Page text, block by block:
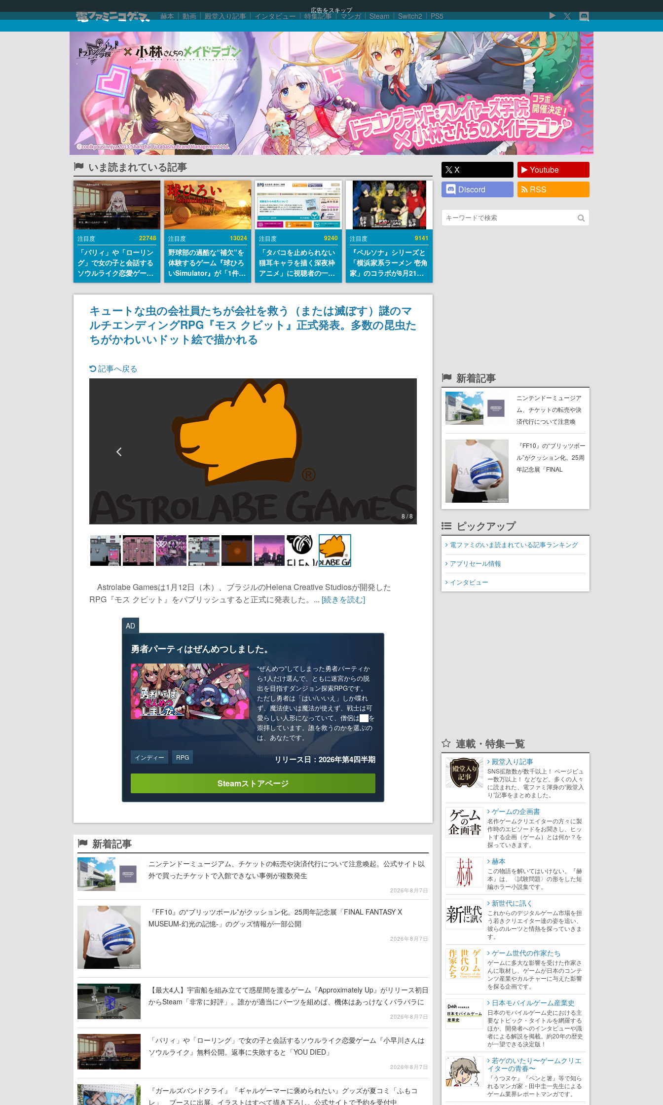
広告をスキップ
赫本 動画 殿堂入り記事 インタビュー 特集記事 マンガ Steam Switch2 PS5
いま読まれている記事
注目度 22748
「パリィ」や「ローリン
グ」で女の子と会話する
ソウルライク恋愛ゲーム
『小早川さんはソウルラ
イク』無料公開。返事に
失敗すると「YOU
DIED」
注目度 13024
野球部の過酷な“補欠”を
体験するゲーム『球ひろ
いSimulator』が「1件」
のウィッシュリストをも
とにチェコ語に対応し
SNSで話題に。『キング
ダム・カム』開発元やチ
ェコのプロ野球選手から
称賛の声
注目度 9240
「タバコを止められない
猫耳キャラを描く深夜枠
アニメ」に視聴者の一部
から批判意見。違法薬物
の使用と思しき描写も含
めて、BPOが議論を交わ
す
注目度 9141
『ペルソナ』シリーズと
「横浜家系ラーメン 壱角
家」のコラボが8月21日
から開催。”はがくれ”風
とんこつラーメンや、お
いしく食べられるカレー
ラーメンがラインナップ
キュートな虫の会社員たちが会社を救う（または滅ぼす）謎のマ
ルチエンディングRPG『モス クビット』正式発表。多数の昆虫た
ちがかわいいドット絵で描かれる
記事へ戻る
8 / 8
Astrolabe Gamesは1月12日（木）、ブラジルのHelena Creative Studiosが開発した
RPG『モス クビット』をパブリッシュすると正式に発表した。... [続きを読む]
AD
勇者パーティはぜんめつしました。
“ぜんめつ”してしまった勇者パーティか
ら1人だけ選んで、ともに迷宮からの脱
出を目指すダンジョン探索RPGです。
ただし勇者は「はい/いいえ」しか喋れ
ず、魔法使いは魔法が使えず、戦士は可
愛らしい人形になっていて、僧侶は██を
崇拝しています。誰を救うのかを選ぶの
は、あなたです。
インディー RPG リリース日：2026年第4四半期
Steamストアページ
新着記事
ニンテンドーミュージアム、チケットの転売や決済代行について注意喚起。公式サイト以
外で買ったチケットで入館できない事例が複数発生
2026年8月7日
『FF10』の“ブリッツボール”がクッション化。25周年記念展「FINAL FANTASY X
MUSEUM-幻光の記憶-」のグッズ情報が一部公開
2026年8月7日
【最大4人】宇宙船を組み立てて惑星間を渡るゲーム『Approximately Up』がリリース初日
からSteam「非常に好評」。誰かが適当にパーツを組めば、機体はあっけなくバラバラに
2026年8月7日
「パリィ」や「ローリング」で女の子と会話するソウルライク恋愛ゲーム『小早川さんは
ソウルライク』無料公開。返事に失敗すると「YOU DIED」
2026年8月7日
『ガールズバンドクライ』『ギャルゲーマーに褒められたい』グッズが夏コミ「ふもコ
レ」 ブースに出展。イラストはすべて描き下ろし。公式サイトで予約を受付中
X
Youtube
Discord
RSS
新着記事
ニンテンドーミュージア
ム、チケットの転売や決
済代行について注意喚
起。公式サイト以外で買
ったチケットで入館でき
ない事例が複数発生
『FF10』の“ブリッツボー
ル”がクッション化。25周
年記念展「FINAL
ピックアップ
電ファミのいま読まれている記事ランキング
アプリセール情報
インタビュー
連載・特集一覧
殿堂入り記事
SNS拡散数が数千以上！ ページビュ
ー数万以上！ などなど。多くの人々
に読まれた、電ファミ渾身の“殿堂入
り”記事をまとめました。
ゲームの企画書
名作ゲームクリエイターの方々に製
作時のエピソードをお聞きし、ヒッ
トする企画（ゲーム）とは何か？を
探っていきます。
赫本
この物語を解いてはいけない。『赫
本』は、〈試験問題〉の形をした短
編ホラー小説集です。
新世代に訊く
これからのデジタルゲーム市場を担
う若きクリエイター達の姿を追い、
彼らのルーツと情熱を探っていきま
す。
ゲーム世代の作家たち
ゲームに多大な影響を受けた作家さ
んに取材し、ゲームが日本のコンテ
ンツ産業やカルチャーに与えた影響
を探る企画です。
日本モバイルゲーム産業史
日本のモバイルゲーム史における主
要なトピック・タイトルを網羅する
ほか、開発者へのインタビューや識
者による解説を掲載。約20年の歴史
が一望できる決定版！
若ゲのいたり〜ゲームクリエ
イターの青春〜
『うつヌケ』『ペンと箸』等で知ら
れるマンガ家・田中圭一先生による
ゲーム業界レポートマンガです。